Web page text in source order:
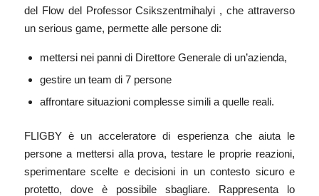
del Flow del ProfessorCsikszentmihalyi , che attraverso
un serious game, permette alle persone di:
mettersi nei panni di Direttore Generale di un’azienda,
gestire un team di 7 persone
affrontare situazioni complesse simili a quelle reali.
FLIGBY è un acceleratore di esperienza che aiuta le
persone a mettersi alla prova, testare le proprie reazioni,
sperimentare scelte e decisioni in un contesto sicuro e
protetto, dove è possibile sbagliare. Rappresenta lo